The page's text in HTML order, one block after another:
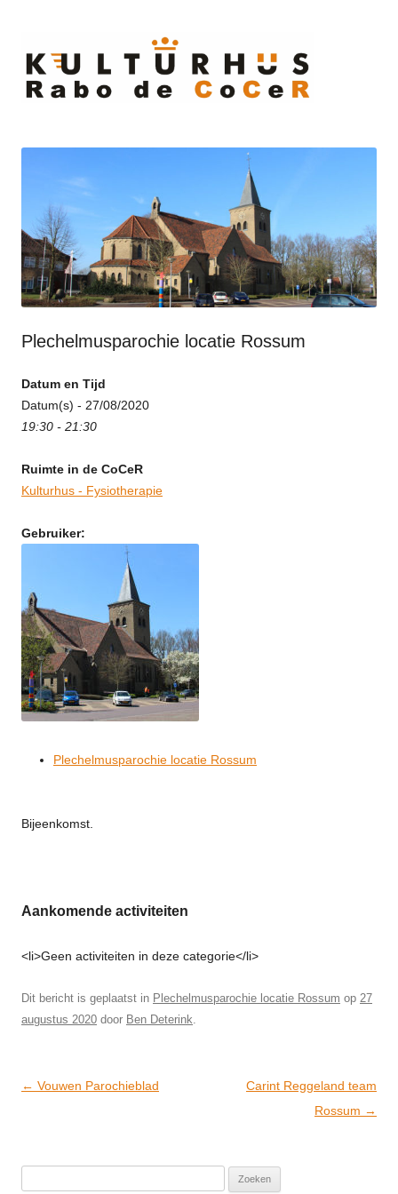
Plechelmusparochie locatie Rossum
Datum en Tijd
Datum(s) - 27/08/2020
19:30 - 21:30
Ruimte in de CoCeR
Kulturhus - Fysiotherapie
Gebruiker:
Plechelmusparochie locatie Rossum
Bijeenkomst.
Aankomende activiteiten
<li>Geen activiteiten in deze categorie</li>
Dit bericht is geplaatst in Plechelmusparochie locatie Rossum op 27
augustus 2020 door Ben Deterink
Post
← Vouwen Parochieblad
Carint Reggeland team
Rossum →